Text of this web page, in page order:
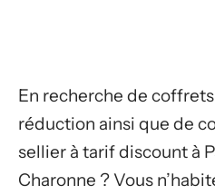
En recherche de
réduction ainsi que de
sellier à tarif discount à
Charonne ? Vous